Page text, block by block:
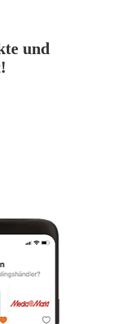
und